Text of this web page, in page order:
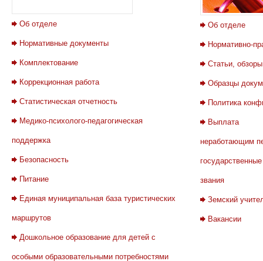
Об отделе
Нормативные документы
Комплектование
Коррекционная работа
Статистическая отчетность
Медико-психолого-педагогическая
поддержка
Безопасность
Питание
Единая муниципальная база туристических
маршрутов
Дошкольное образование для детей с
особыми образовательными потребностями
Об отделе
Нормативно-
Статьи,
Образцы
Политика
Выплата
неработающим
звания
Земский
Вакансии